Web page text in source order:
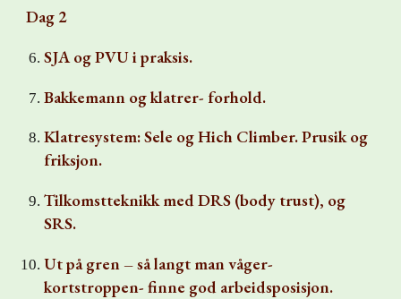
Dag 2
SJA og PVU i praksis.
Bakkemann og klatrer- forhold.
Klatresystem: Sele og Hich Climber. Prusik og
friksjon.
Tilkomstteknikk med DRS (body trust), og
SRS.
Ut på gren – så langt man våger-
kortstroppen- finne god arbeidsposisjon.